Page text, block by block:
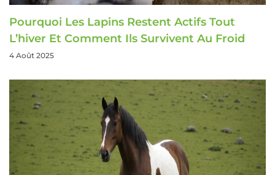
Pourquoi Les Lapins Restent Actifs Tout
L’hiver Et Comment Ils Survivent Au Froid
4 Août 2025